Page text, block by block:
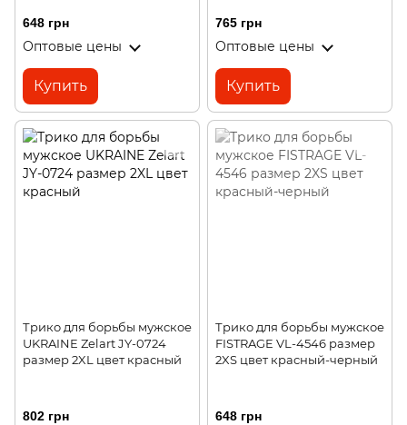
648 грн
Оптовые цены
Купить
765 грн
Оптовые цены
Купить
Трико для борьбы мужское
UKRAINE Zelart JY-0724
размер 2XL цвет красный
802 грн
Трико для борьбы мужское
FISTRAGE VL-4546 размер
2XS цвет красный-черный
648 грн